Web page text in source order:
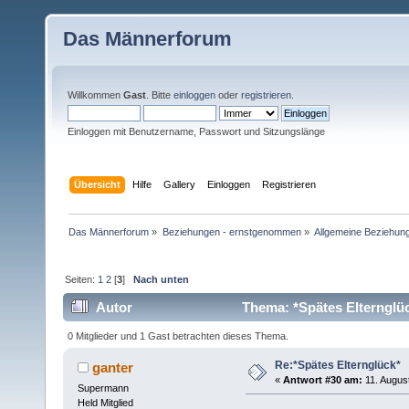
Das Männerforum
Willkommen Gast . Bitte einloggen oder registrieren
Einloggen mit Benutzername, Passwort und Sitzungslänge
Übersicht Hilfe Gallery Einloggen Registrieren
Das Männerforum » Beziehungen - ernstgenommen» Allgemeine
Seiten: 1 2 [3]Nach unten
Autor Thema: *Spätes
0 Mitglieder und 1 Gast betrachten dieses Thema.
ganter
Supermann
Held Mitglied
Re:*Spätes Elternglück*
« Antwort #30 am: 11.